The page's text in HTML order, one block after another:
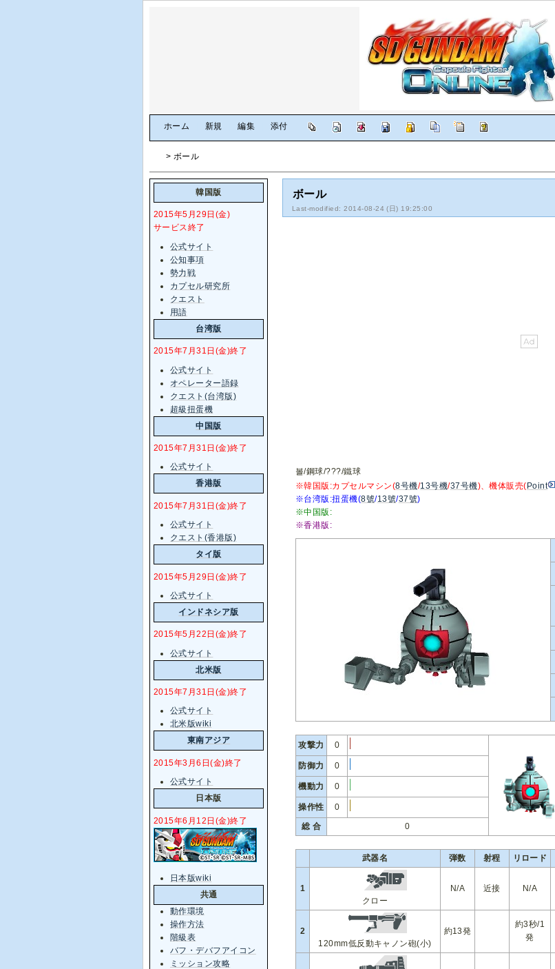
ホーム 新規 編集 添付
> ボール
ボール
Last-modified: 2014-08-24 (日) 19:25:00
볼/鋼球/???/鐵球
※韓国版:カプセルマシン(8号機/13号機/37号機)、機体販売( Point
※台湾版:扭蛋機(8號/13號/37號)
※中国版:
※香港版:
攻撃力 0
防御力 0
機動力 0
操作性
0
総 合
0
武器名 弾数 射程 リロード
1
クロー
N/A 近接 N/A
2
120mm低反動キャノン砲(小)
約13発
約3秒/1
発
韓国版
2015年5月29日(金)
サービス終了
公式サイト
公知事項
勢力戦
カプセル研究所
クエスト
用語
台湾版
2015年7月31日(金)終了
公式サイト
オペレーター語録
クエスト(台湾版)
超級扭蛋機
中国版
2015年7月31日(金)終了
公式サイト
香港版
2015年7月31日(金)終了
公式サイト
クエスト(香港版)
タイ版
2015年5月29日(金)終了
公式サイト
インドネシア版
2015年5月22日(金)終了
公式サイト
北米版
2015年7月31日(金)終了
公式サイト
北米版wiki
東南アジア
2015年3月6日(金)終了
公式サイト
日本版
2015年6月12日(金)終了
日本版wiki
共通
動作環境
操作方法
階級表
バフ・デバフアイコン
ミッション攻略